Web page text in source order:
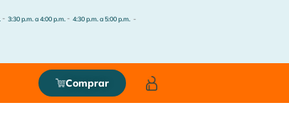
- 3:30 p.m. a 4:00 p.m. - 4:30 p.m. a 5:00 p.m. -
Comprar